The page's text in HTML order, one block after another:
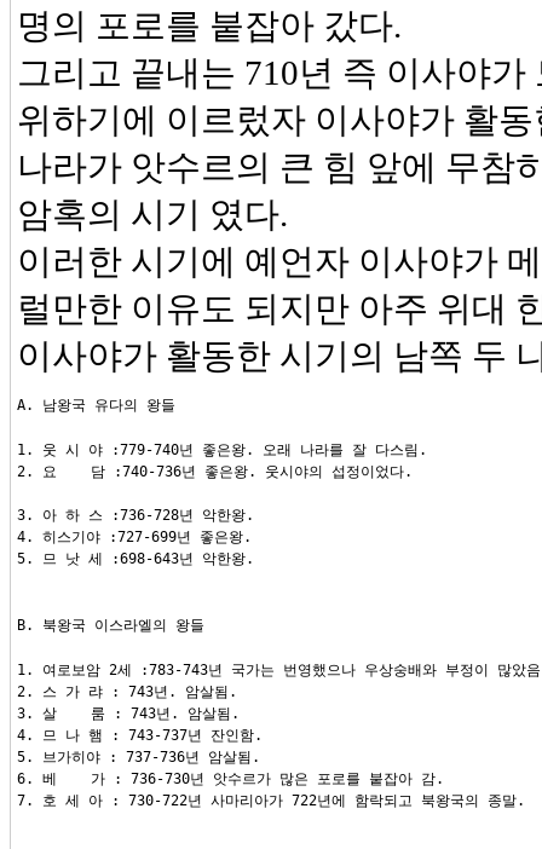
명의 포로를 붙잡아 갔다.
그리고 끝내는 710년 즉 이사야
위하기에 이르렀자 이사야가 활
나라가 앗수르의 큰 힘 앞에 무참
암혹의 시기 였다.
이러한 시기에 예언자 이사야가
럴만한 이유도 되지만 아주 위대
이사야가 활동한 시기의 남쪽 두
A. 남왕국 유다의 왕들
1. 웃 시 야 :779-740년 좋은왕. 오래 나라를 잘 다스림.
2. 요    담 :740-736년 좋은왕. 웃시야의 섭정이었다.
3. 아 하 스 :736-728년 악한왕.
4. 히스기야 :727-699년 좋은왕.
5. 므 낫 세 :698-643년 악한왕.
B. 북왕국 이스라엘의 왕들
1. 여로보암 2세 :783-743년 국가는 번영했으나 우상숭배와 부정이 많았
2. 스 가 랴 : 743년. 암살됨.
3. 살    룸 : 743년. 암살됨.
4. 므 나 햄 : 743-737년 잔인함.
5. 브가히야 : 737-736년 암살됨.
6. 베    가 : 736-730년 앗수르가 많은 포로를 붙잡아 감.
7. 호 세 아 : 730-722년 사마리아가 722년에 함락되고 북왕국의 종말.